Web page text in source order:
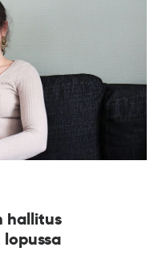
hallitus